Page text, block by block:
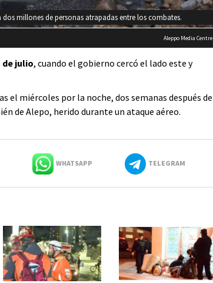
millones de personas atrapadas entre los combates.
Aleppo Media Centre
de julio, cuando el gobierno cercó el lado este y
el miércoles por la noche, dos semanas después de
de Alepo, herido durante un ataque aéreo.
WHATSAPP TELEGRAM